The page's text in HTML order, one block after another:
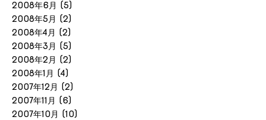
2008年6月 (5)
2008年5月 (2)
2008年4月 (2)
2008年3月 (5)
2008年2月 (2)
2008年1月 (4)
2007年12月 (2)
2007年11月 (6)
2007年10月 (10)